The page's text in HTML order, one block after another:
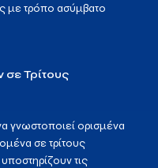
με τρόπο ασύμβατο
Τρίτους
γνωστοποιεί ορισμένα
σε τρίτους
τις